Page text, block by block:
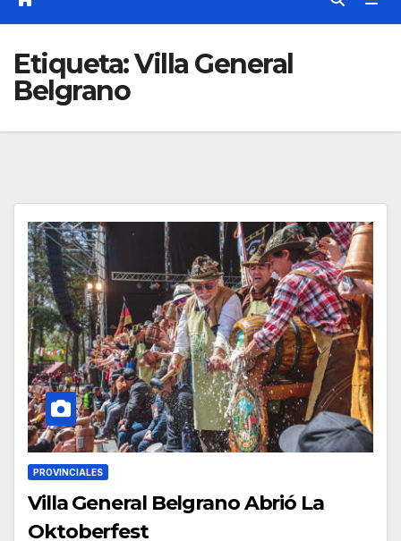
Etiqueta:Villa General
Belgrano
PROVINCIALES
Villa General Belgrano Abrió La
Oktoberfest